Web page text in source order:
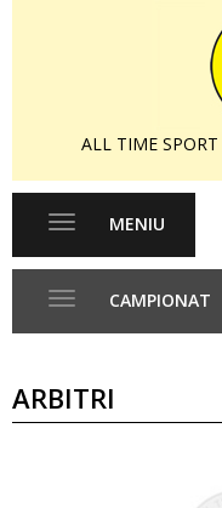
ALL TIME
Toggle
MENIU
CAMPIONAT
ARBITRI